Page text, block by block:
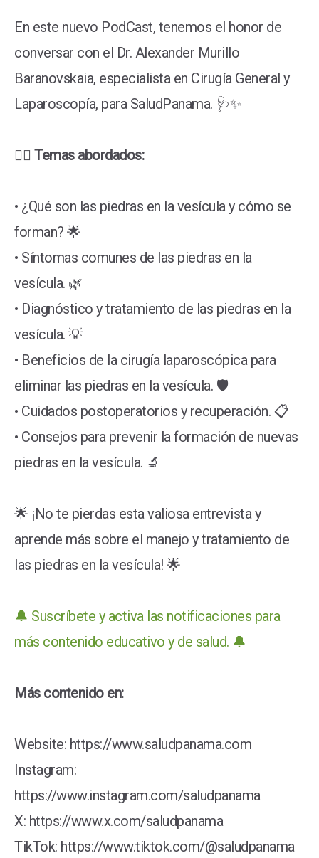
En este nuevo PodCast, tenemos el honor de
conversar con el Dr. Alexander Murillo
Baranovskaia, especialista en Cirugía General y
Laparoscopía, para SaludPanama. 🩺✨
👨‍⚕️ Temas abordados:
• ¿Qué son las piedras en la vesícula y cómo se
forman? 🌟
• Síntomas comunes de las piedras en la
vesícula. 🌿
• Diagnóstico y tratamiento de las piedras en la
vesícula. 💡
• Beneficios de la cirugía laparoscópica para
eliminar las piedras en la vesícula. 🛡️
• Cuidados postoperatorios y recuperación. 📋
• Consejos para prevenir la formación de nuevas
piedras en la vesícula. 🔬
🌟 ¡No te pierdas esta valiosa entrevista y
aprende más sobre el manejo y tratamiento de
las piedras en la vesícula! 🌟
🔔 Suscríbete y activa las notificaciones para
más contenido educativo y de salud. 🔔
Más contenido en:
Website: https://www.saludpanama.com
Instagram:
https://www.instagram.com/saludpanama
X: https://www.x.com/saludpanama
TikTok: https://www.tiktok.com/@saludpanama